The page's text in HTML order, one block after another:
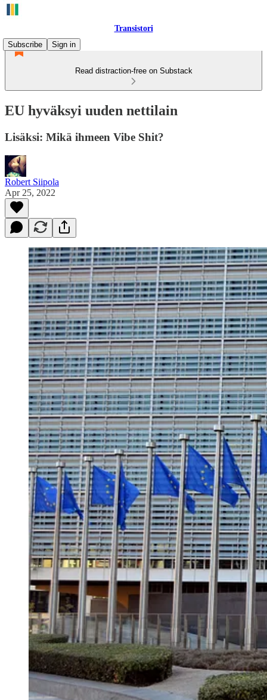
Transistori
Subscribe
Sign in
Read distraction-free on Substack
EU hyväksyi uuden nettilain
Lisäksi: Mikä ihmeen Vibe Shit?
Robert Siipola
Apr 25, 2022